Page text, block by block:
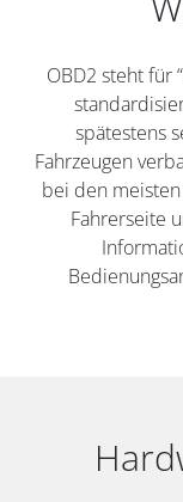
OBD2 steht für
spätestens
Fahrzeugen
bei den
Fahrerseite